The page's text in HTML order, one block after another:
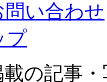
問い合わせ
プ
の記事